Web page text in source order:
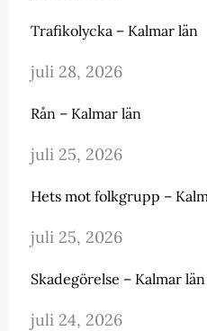
Trafikolycka – Kalmar län
juli 28, 2026
Rån – Kalmar län
juli 25, 2026
Hets mot folkgrupp –
juli 25, 2026
Skadegörelse – Kalmar län
juli 24, 2026